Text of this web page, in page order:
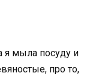
я мыла посуду и
про то,